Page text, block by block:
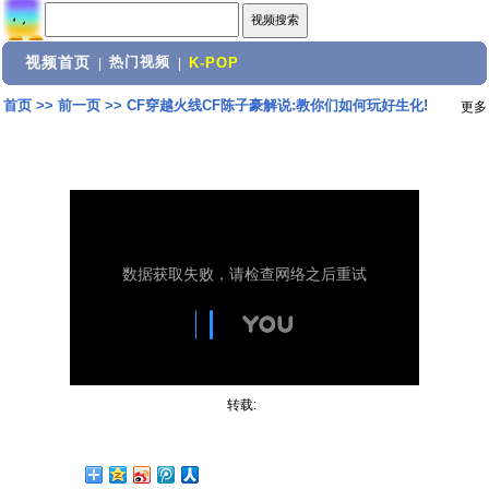
视频首页 热门视频 K-POP
首页>> 前一页>> CF穿越火线CF陈子豪解说:教你们如何玩好生化! 更多
转载: